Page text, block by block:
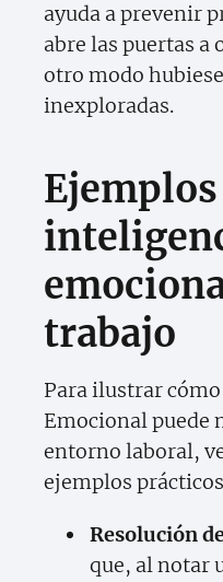
ayuda a prevenir
abre las puertas a
otro modo
inexploradas.
Ejemplos
trabajo
Para ilustrar
Emocional puede
entorno laboral,
ejemplos
Resolución
que, al notar